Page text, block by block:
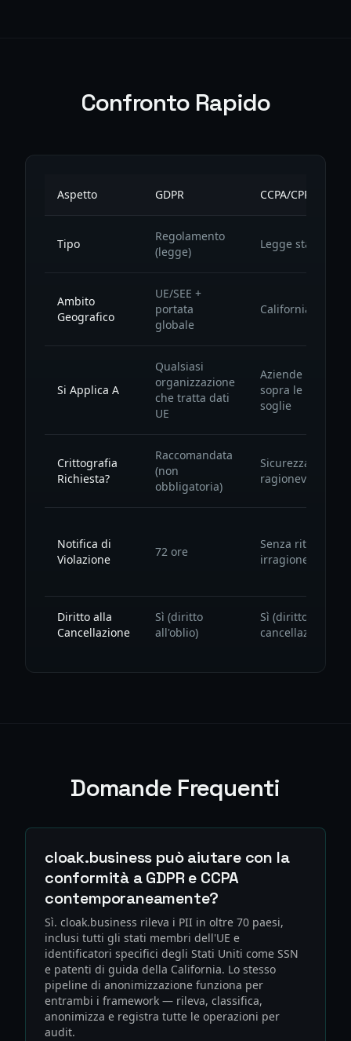
Confronto Rapido
Aspetto GDPR CCPA/CPRA
Tipo
Regolamento
(legge)
Legge statale
Ambito
Geografico
UE/SEE +
portata
globale
California
Si Applica A
Qualsiasi
organizzazione
che tratta dati
UE
Aziende
sopra le
soglie
Crittografia
Richiesta?
Raccomandata
(non
obbligatoria)
Sicurezza
ragionevole
Notifica di
Violazione
72 ore
Senza ritardi
irragionevoli
Diritto alla
Cancellazione
Sì (diritto
all'oblio)
Sì (diritto di
cancellazione)
Domande Frequenti
cloak.business può aiutare con la
conformità a GDPR e CCPA
contemporaneamente?
Sì. cloak.business rileva i PII in oltre 70 paesi,
inclusi tutti gli stati membri dell'UE e
identificatori specifici degli Stati Uniti come SSN
e patenti di guida della California. Lo stesso
pipeline di anonimizzazione funziona per
entrambi i framework — rileva, classifica,
anonimizza e registra tutte le operazioni per
audit.